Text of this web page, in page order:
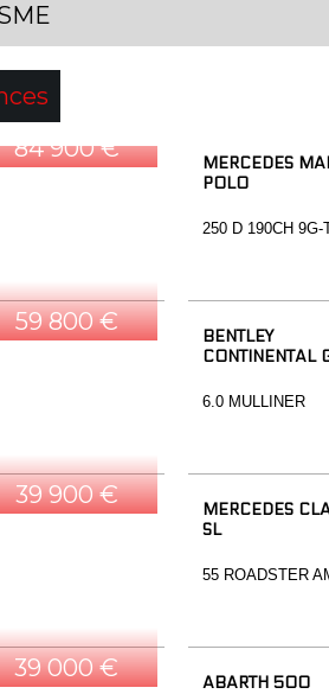
84 900 €
MERCEDES
POLO
250 D 190CH 9G-
59 800 €
BENTLEY
CONTINENTAL
6.0 MULLINER
39 900 €
MERCEDES
SL
55 ROADSTER
39 000 €
ABARTH 500